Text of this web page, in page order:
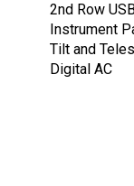
2nd Row
Instrument
Tilt and
Digital AC